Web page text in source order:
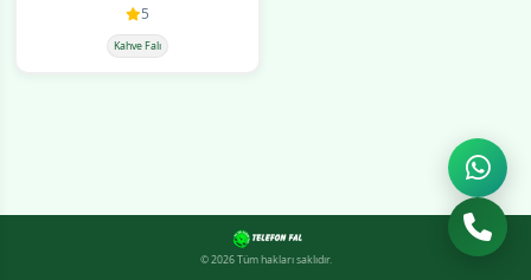
5
Kahve Falı
© 2026 Tüm hakları saklıdır.